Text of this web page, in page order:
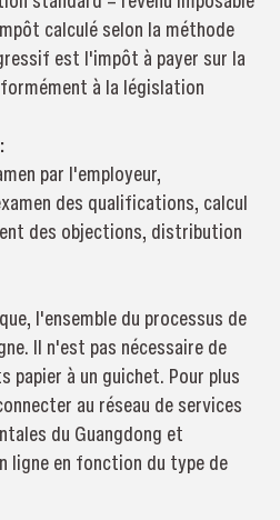
calculé selon la méthode
est l'impôt à payer sur la
à la législation
par l'employeur,
des qualifications, calcul
des objections, distribution
l'ensemble du processus de
Il n'est pas nécessaire de
papier à un guichet. Pour plus
au réseau de services
du Guangdong et
ligne en fonction du type de